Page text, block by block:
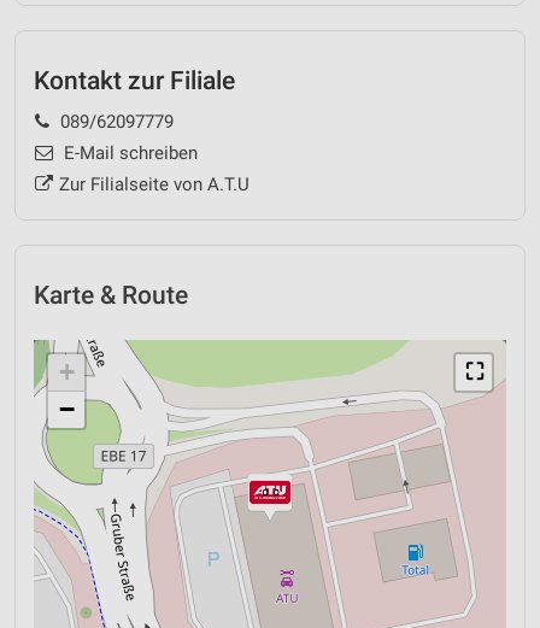
Kontakt zur Filiale
089/62097779
E-Mail schreiben
Zur Filialseite von A.T.U
Karte & Route
⛶
+
−